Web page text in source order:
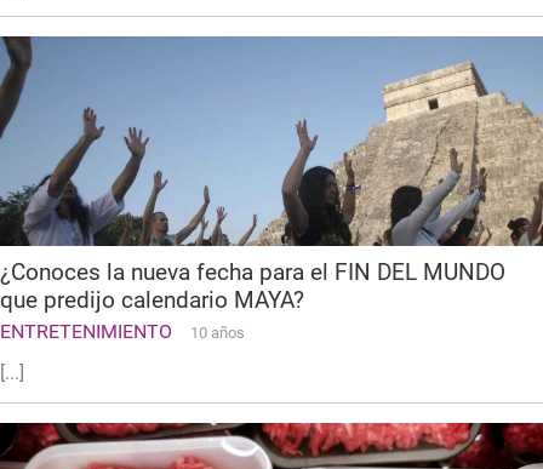
¿Conoces la nueva fecha para el FIN DEL MUNDO
que predijo calendario MAYA?
ENTRETENIMIENTO 10 años
[...]